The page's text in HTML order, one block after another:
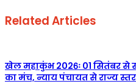
Related Articles
खेल महाकुंभ 2026ः 01 सितंबर से
का मंच, न्याय पंचायत से राज्य स्तर